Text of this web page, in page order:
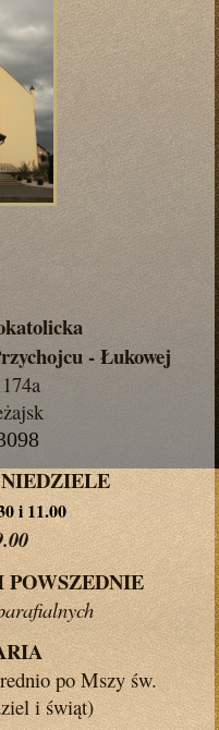
- Łukowej
i 11.00
po Mszy św.
i świąt)